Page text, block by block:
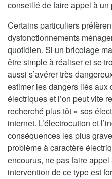
conseillé de faire appel à un
Certains particuliers
dysfonctionnements
quotidien. Si un bricolage
être simple à réaliser et se
aussi s’avérer très
estimer les dangers liés aux
électriques et l’on peut vite
recherché plus tôt « sos
internet. L’électrocution et
conséquences les plus
problème à caractère
encourus, ne pas faire
intervention de ce type est